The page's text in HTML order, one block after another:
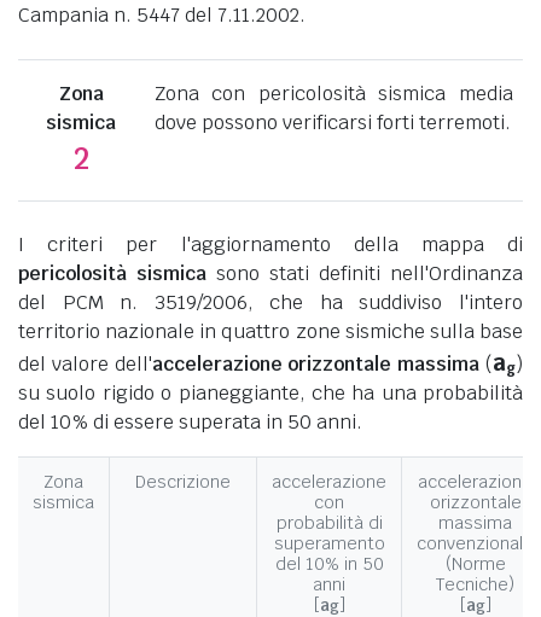
Campania n. 5447 del 7.11.2002.
Zona
sismica
2
Zona con pericolosità sismica media
dove possono verificarsi forti terremoti.
I criteri per l'aggiornamento della mappa di
pericolosità sismica sono stati definiti nell'Ordinanza
del PCM n. 3519/2006, che ha suddiviso l'intero
territorio nazionale in quattro zone sismiche sulla base
del valore dell'accelerazione orizzontale massima (ag)
su suolo rigido o pianeggiante, che ha una probabilità
del 10% di essere superata in 50 anni.
Zona
sismica
Descrizione
accelerazione
con
probabilità di
superamento
del 10% in 50
anni
[ag]
accelerazione
orizzontale
massima
convenzionale
(Norme
Tecniche)
[ag]